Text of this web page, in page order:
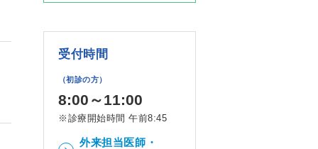
受付時間
（初診の方）
8:00～11:00
※診療開始時間 午前8:45
外来担当医師・